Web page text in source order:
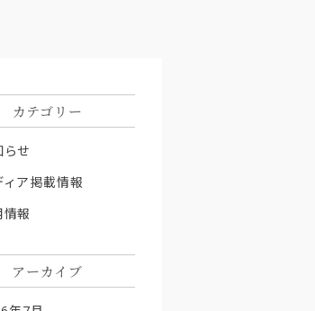
カテゴリー
らせ
ィア掲載情報
報
アーカイブ